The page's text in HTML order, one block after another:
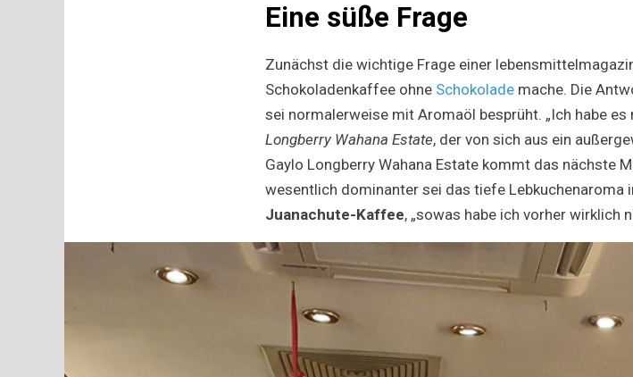
Eine süße Frage
Zunächst die wichtige Frage einer
Schokoladenkaffee ohne Schokolade mache. Die
sei normalerweise mit Aromaöl besprüht. „Ich habe
Longberry Wahana Estate, der von sich aus ein
Gaylo Longberry Wahana Estate kommt das nächste
wesentlich dominanter sei das tiefe Lebkuchenaroma
Juanachute-Kaffee, „sowas habe ich vorher wirklich